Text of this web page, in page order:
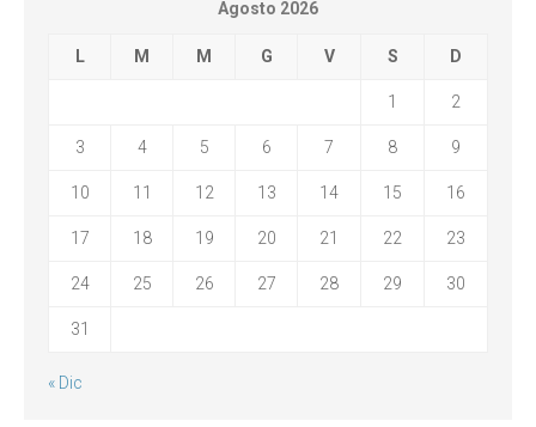
Agosto 2026
L M M G V S D
1 2
3 4 5 6 7 8 9
10 11 12 13 14 15 16
17 18 19 20 21 22 23
24 25 26 27 28 29 30
31
« Dic